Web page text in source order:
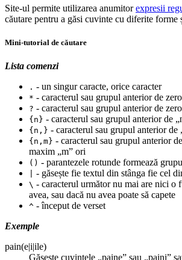
Site-ul permite utilizarea anumitorexpresii
căutare pentru a găsi cuvinte cu diferite forme
Mini-tutorial de căutare
Lista comenzi
. - un singur caracte, orice caracter
* - caracterul sau grupul anterior de
? - caracterul sau grupul anterior de
{n} - caracterul sau grupul anterior de
{n,} - caracterul sau grupul anterior de
{n,m} - caracterul sau grupul anterior
maxim „m” ori
() - parantezele rotunde formează
- găsește fie textul din stânga fie cel
\ - caracterul următor nu mai are nici o
avea, sau dacă nu avea poate să capete
^ - început de verset
Exemple
pain(e|i|ile)
Găsește cuvintele „paine” sau „paini”